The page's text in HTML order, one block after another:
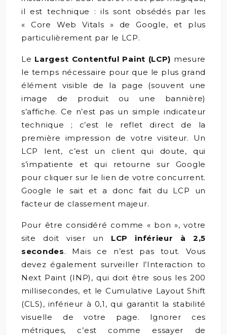
il est technique : ils sont obsédés par les
« Core Web Vitals » de Google, et plus
particulièrement par le LCP.
Le Largest Contentful Paint (LCP) mesure
le temps nécessaire pour que le plus grand
élément visible de la page (souvent une
image de produit ou une bannière)
s’affiche. Ce n’est pas un simple indicateur
technique ; c’est le reflet direct de la
première impression de votre visiteur. Un
LCP lent, c’est un client qui doute, qui
s’impatiente et qui retourne sur Google
pour cliquer sur le lien de votre concurrent.
Google le sait et a donc fait du LCP un
facteur de classement majeur.
Pour être considéré comme « bon », votre
site doit viser un LCP inférieur à 2,5
secondes. Mais ce n’est pas tout. Vous
devez également surveiller l’Interaction to
Next Paint (INP), qui doit être sous les 200
millisecondes, et le Cumulative Layout Shift
(CLS), inférieur à 0,1, qui garantit la stabilité
visuelle de votre page. Ignorer ces
métriques, c’est comme essayer de